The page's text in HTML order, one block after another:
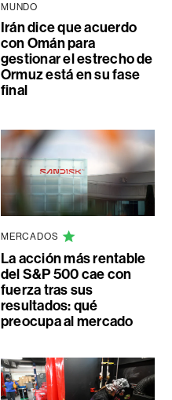
MUNDO
Irán dice que acuerdo
con Omán para
gestionar el estrecho de
Ormuz está en su fase
final
MERCADOS
La acción más rentable
del S&P 500 cae con
fuerza tras sus
resultados: qué
preocupa al mercado